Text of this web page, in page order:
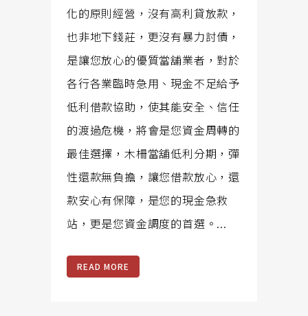
化的原則經營，沒有高利貸放款，
也非地下錢莊，更沒有暴力討債，
是讓您放心的優質當舖業者，對於
各行各業臨時急用、現金不足給予
低利借款協助，使其能安全、信任
的渡過危機，將會是您資金周轉的
最佳選擇，木柵當舖低利分期，彈
性還款無負擔，讓您借款放心，還
款安心有保障，是您的現金急救
站，更是您資金調度的首選。...
READ MORE